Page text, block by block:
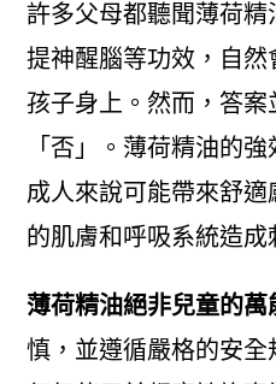
許多父母都聽聞薄荷精
提神醒腦等功效，自
孩子身上。然而，答
「否」。薄荷精油的
成人來說可能帶來舒
的肌膚和呼吸系統造成
薄荷精油絕非兒童的萬
慎，並遵循嚴格的安全